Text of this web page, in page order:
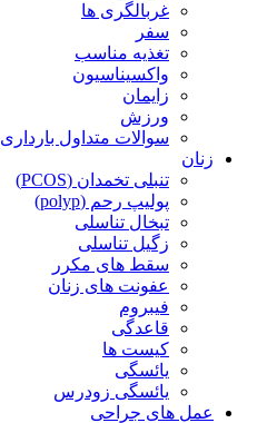
غربالگری ها
سفر
تغذیه مناسب
واکسیناسیون
زایمان
ورزش
سوالات متداول بارداری
زنان
تنبلی تخمدان (PCOS)
پولیپ رحم (polyp)
تبخال تناسلی
زگیل تناسلی
سقط های مکرر
عفونت های زنان
فیبروم
قاعدگی
کیست ها
یائسگی
یائسگی زودرس
عمل های جراحی